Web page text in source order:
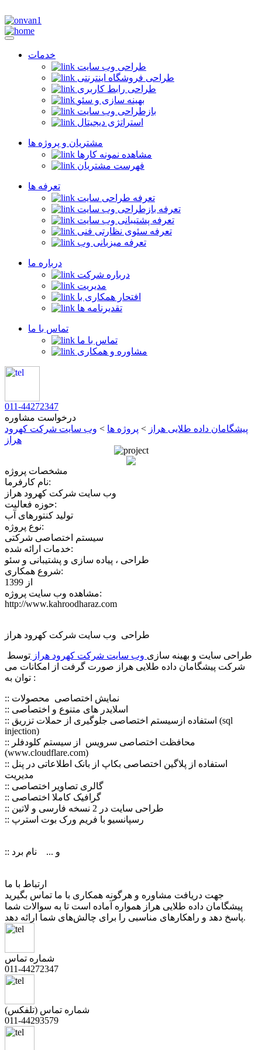
خدمات
طراحی وب سایت
طراحی فروشگاه اینترنتی
طراحی رابط کاربری
بهینه سازی و سئو
بازطراحی وب سایت
استراتژی دیجیتال
مشتریان و پروژه ها
مشاهده نمونه کارها
فهرست مشتریان
تعرفه ها
تعرفه طراحی سایت
تعرفه بازطراحی وب سایت
تعرفه پشتیبانی وب سایت
تعرفه سئوی نظارتی فنی
تعرفه میزبانی وب
درباره ما
درباره شرکت
مدیریت
افتحار همکاری با
تقدیرنامه ها
تماس با ما
تماس با ما
مشاوره و همکاری
011-44272347
درخواست مشاوره
پیشگامان داده طلایی هراز > پروژه ها > وب سایت شرکت کهرود
هراز
مشخصات پروژه
نام کارفرما:
وب سایت شرکت کهرود هراز
حوزه فعالیت:
تولید کنتورهای آب
نوع پروژه:
سیستم اختصاصی شرکتی
خدمات ارائه شده:
طراحی ، پیاده سازی و پشتیبانی و سئو
شروع همکاری:
از 1399
مشاهده وب سایت پروژه:
http://www.kahroodharaz.com
طراحی وب سایت شرکت کهرود هراز
طراحی سایت و بهینه سازی وب سایت شرکت کهرود هراز توسط
شرکت پیشگامان داده طلایی هراز صورت گرفت از امکانات می
توان به :
:: نمایش اختصاصی محصولات
:: استفاده ازسیستم اختصاصی جلوگیری از حملات تزریق (sql
injection)
:: محافظت اختصاصی سرویس از سیستم کلودفلر
(www.cloudflare.com)
:: استفاده از پلاگین اختصاصی بکاپ از بانک اطلاعاتی در پنل
مدیریت
:: گالری تصاویر اختصاصی
:: طراحی سایت در 2 نسخه فارسی و لاتین
:: رسپانسیو با فریم ورک بوت استرپ
ارتباط با ما
جهت دریافت مشاوره و هرگونه همکاری با ما تماس بگیرید
پیشگامان داده طلایی هراز همواره آماده است تا به سوالات شما
پاسخ دهد و راهکارهای مناسبی را برای چالش‌های شما ارائه دهد.
شماره تماس
011-44272347
شماره تماس (تلفکس)
011-44293579